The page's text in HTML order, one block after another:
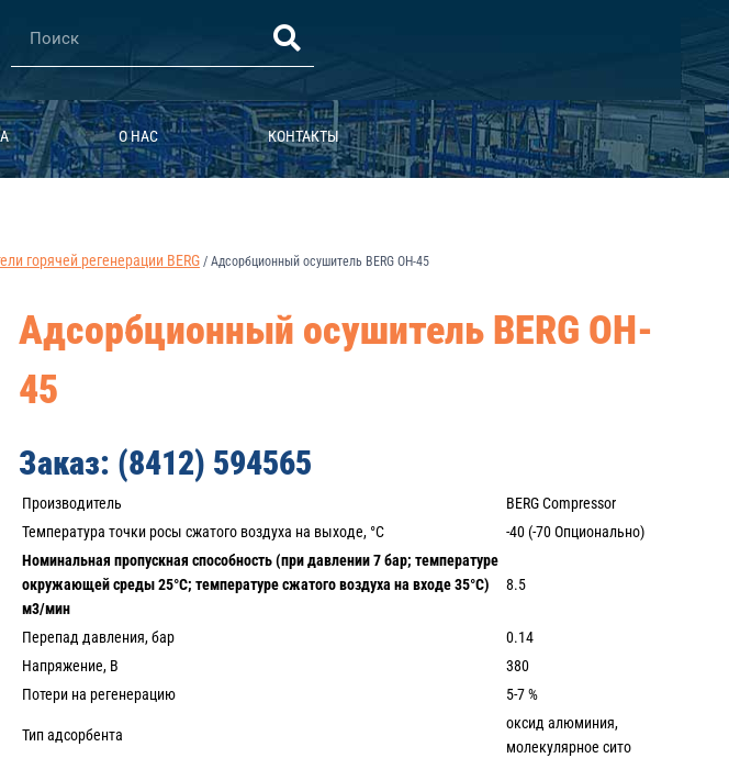
О НАС КОНТАКТЫ
горячей регенерации BERG / Адсорбционный осушитель BERG ОH-45
Адсорбционный осушитель BERG ОH-
45
Заказ: (8412) 594565
Производитель
BERG Compressor
Температура точки росы сжатого воздуха на выходе, °С
-40 (-70 Опционально)
Номинальная пропускная способность (при давлении 7 бар; температуре
окружающей среды 25°С; температуре сжатого воздуха на входе 35°С)
м3/мин
8.5
Перепад давления, бар
0.14
Напряжение, В
380
Потери на регенерацию
5-7 %
Тип адсорбента
оксид алюминия,
молекулярное сито